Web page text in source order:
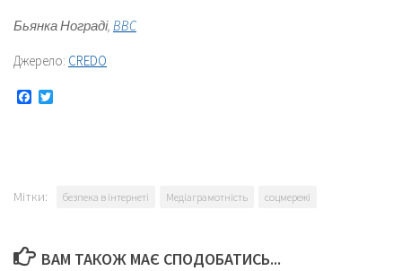
Бьянка Нограді, BBC
Джерело: CREDO
Facebook
Мітки: безпека в інтернеті Медіаграмотність соцмережі
ВАМ ТАКОЖ МАЄ СПОДОБАТИСЬ...